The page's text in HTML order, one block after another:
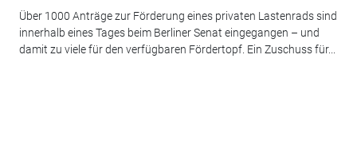
Über 1000 Anträge zur Förderung eines privaten Lastenrads sind
innerhalb eines Tages beim Berliner Senat eingegangen – und
damit zu viele für den verfügbaren Fördertopf. Ein Zuschuss für...